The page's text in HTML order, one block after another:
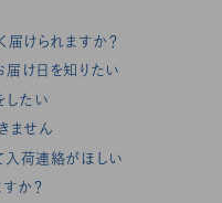
届けられますか？
け日を知りたい
したい
ません
荷連絡がほしい
か？